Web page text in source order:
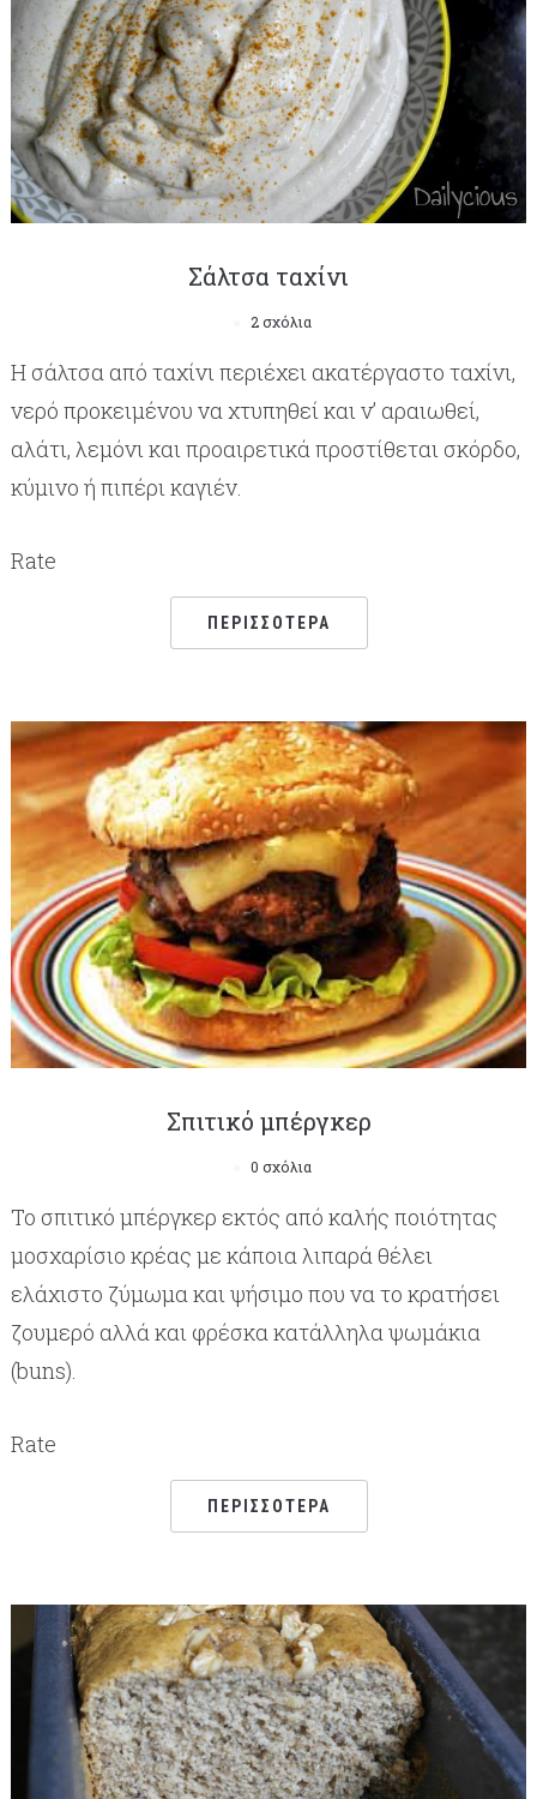
Σάλτσα ταχίνι
2 σχόλια
Η σάλτσα από ταχίνι περιέχει ακατέργαστο ταχίνι,
νερό προκειμένου να χτυπηθεί και ν’ αραιωθεί,
αλάτι, λεμόνι και προαιρετικά προστίθεται σκόρδο,
κύμινο ή πιπέρι καγιέν.
Rate
ΠΕΡΙΣΣΌΤΕΡΑ
Σπιτικό μπέργκερ
0 σχόλια
Το σπιτικό μπέργκερ εκτός από καλής ποιότητας
μοσχαρίσιο κρέας με κάποια λιπαρά θέλει
ελάχιστο ζύμωμα και ψήσιμο που να το κρατήσει
ζουμερό αλλά και φρέσκα κατάλληλα ψωμάκια
(buns).
Rate
ΠΕΡΙΣΣΌΤΕΡΑ